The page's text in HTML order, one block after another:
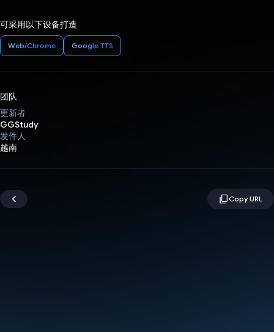
可采用以下设备打造
Web/Chrome Google TTS
团队
更新者
GGStudy
发件人
越南